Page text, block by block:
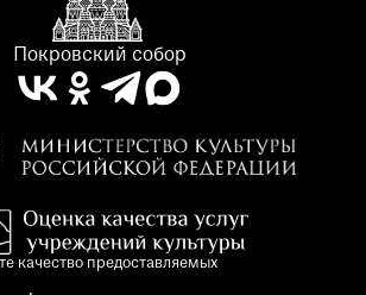
Покровский собор
качество предоставляемых